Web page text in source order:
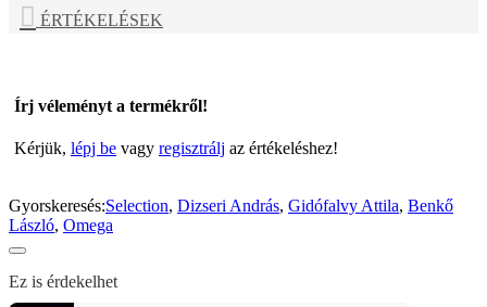
ÉRTÉKELÉSEK
Írj véleményt a termékről!
Kérjük, lépj be vagy regisztrálj az értékeléshez!
Gyorskeresés:Selection, Dizseri András, Gidófalvy Attila, Benkő
László, Omega
Ez is érdekelhet